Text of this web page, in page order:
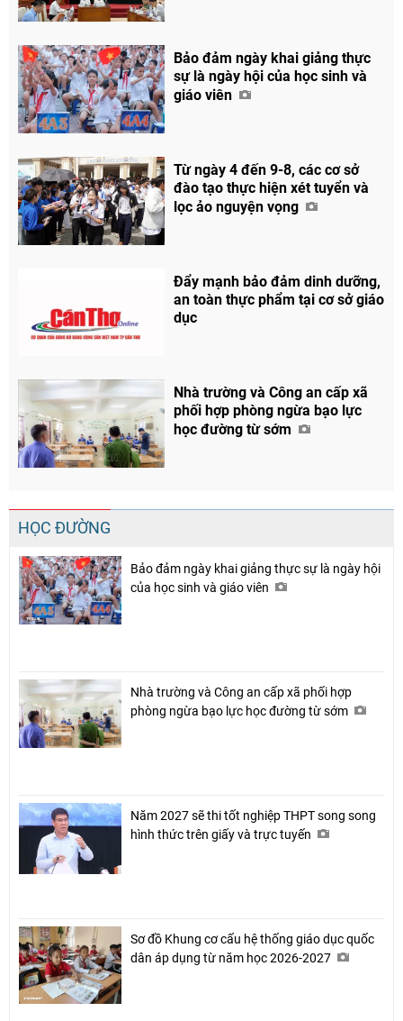
Bảo đảm ngày khai giảng thực
sự là ngày hội của học sinh và
giáo viên
Từ ngày 4 đến 9-8, các cơ sở
đào tạo thực hiện xét tuyển và
lọc ảo nguyện vọng
Đẩy mạnh bảo đảm dinh dưỡng,
an toàn thực phẩm tại cơ sở giáo
dục
Nhà trường và Công an cấp xã
phối hợp phòng ngừa bạo lực
học đường từ sớm
HỌC ĐƯỜNG
Bảo đảm ngày khai giảng thực sự là ngày hội
của học sinh và giáo viên
Nhà trường và Công an cấp xã phối hợp
phòng ngừa bạo lực học đường từ sớm
Năm 2027 sẽ thi tốt nghiệp THPT song song
hình thức trên giấy và trực tuyến
Sơ đồ Khung cơ cấu hệ thống giáo dục quốc
dân áp dụng từ năm học 2026-2027